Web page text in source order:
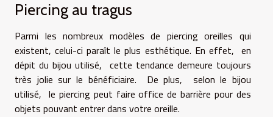
Piercing au tragus
Parmi les nombreux modèles de piercing oreilles qui
existent, celui-ci paraît le plus esthétique. En effet, en
dépit du bijou utilisé, cette tendance demeure toujours
très jolie sur le bénéficiaire. De plus, selon le bijou
utilisé, le piercing peut faire office de barrière pour des
objets pouvant entrer dans votre oreille.